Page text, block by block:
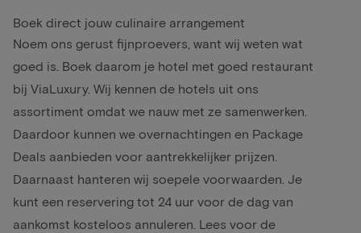
Boek direct jouw culinaire arrangement
Noem ons gerust fijnproevers, want wij weten wat
goed is. Boek daarom je hotel met goed restaurant
bij ViaLuxury. Wij kennen de hotels uit ons
assortiment omdat we nauw met ze samenwerken.
Daardoor kunnen we overnachtingen en Package
Deals aanbieden voor aantrekkelijker prijzen.
Daarnaast hanteren wij soepele voorwaarden. Je
kunt een reservering tot 24 uur voor de dag van
aankomst kosteloos annuleren. Lees voor de